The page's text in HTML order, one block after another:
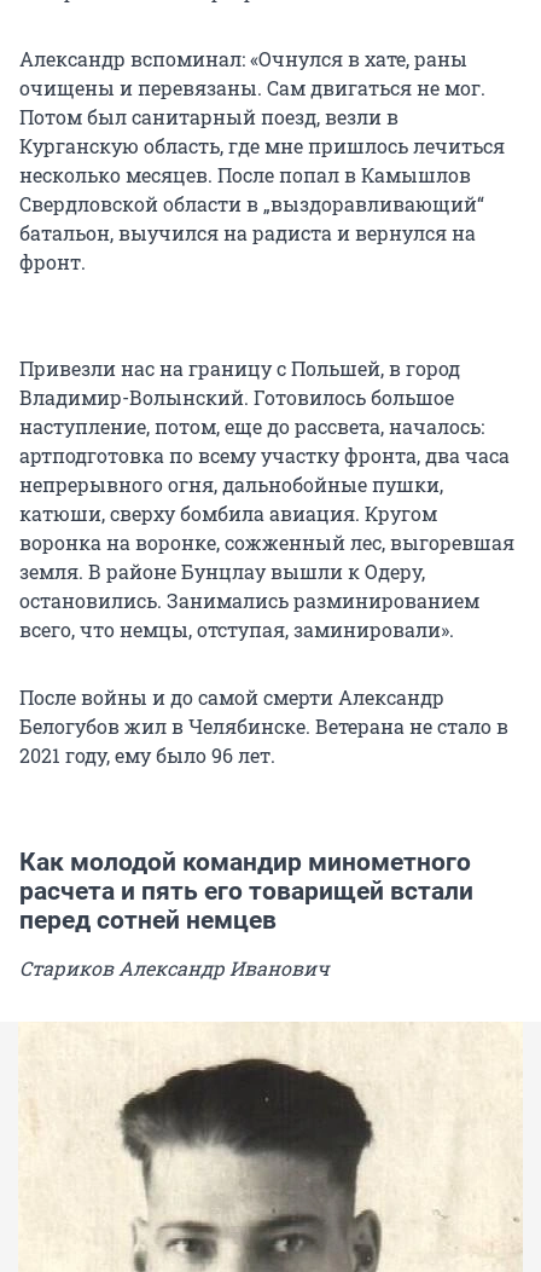
Александр вспоминал: «Очнулся в хате, раны
очищены и перевязаны. Сам двигаться не мог.
Потом был санитарный поезд, везли в
Курганскую область, где мне пришлось лечиться
несколько месяцев. После попал в Камышлов
Свердловской области в „выздоравливающий“
батальон, выучился на радиста и вернулся на
фронт.
Привезли нас на границу с Польшей, в город
Владимир-Волынский. Готовилось большое
наступление, потом, еще до рассвета, началось:
артподготовка по всему участку фронта, два часа
непрерывного огня, дальнобойные пушки,
катюши, сверху бомбила авиация. Кругом
воронка на воронке, сожженный лес, выгоревшая
земля. В районе Бунцлау вышли к Одеру,
остановились. Занимались разминированием
всего, что немцы, отступая, заминировали».
После войны и до самой смерти Александр
Белогубов жил в Челябинске. Ветерана не стало в
2021 году, ему было 96 лет.
Как молодой командир минометного
расчета и пять его товарищей встали
перед сотней немцев
Стариков Александр Иванович